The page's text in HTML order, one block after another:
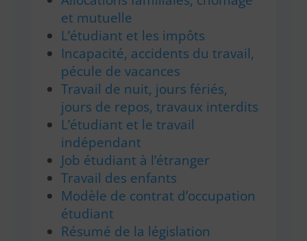
et mutuelle
L’étudiant et les impôts
Incapacité, accidents du travail,
pécule de vacances
Travail de nuit, jours fériés,
jours de repos, travaux interdits
L’étudiant et le travail
indépendant
Job étudiant à l’étranger
Travail des enfants
Modèle de contrat d’occupation
étudiant
Résumé de la législation